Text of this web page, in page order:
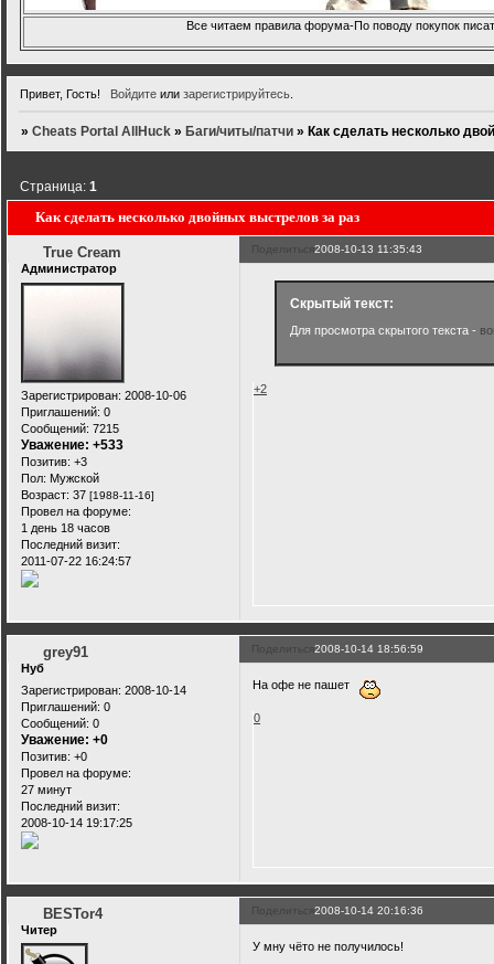
Все читаем правила форума-По поводу покупок
Привет, Гость! Войдитеили зарегистрируйтесь.
»Cheats Portal AllHuck » Баги/читы/патчи » Как сделать несколько
Как сделать несколько двойных выстрелов за раз
Страница:1
Поделиться2008-10-13 11:35:43
True Cream
Администратор
Зарегистрирован: 2008-10-06
Приглашений: 0
Сообщений: 7215
Уважение: +533
Позитив: +3
Пол: Мужской
Возраст: 37 [1988-11-16]
Провел на форуме:
1 день 18 часов
Последний визит:
2011-07-22 16:24:57
Скрытый текст:
Для просмотра скрытого текста -
+2
Поделиться2008-10-14 18:56:59
grey91
Нуб
Зарегистрирован: 2008-10-14
Приглашений: 0
Сообщений: 0
Уважение: +0
Позитив: +0
Провел на форуме:
27 минут
Последний визит:
2008-10-14 19:17:25
На офе не пашет
0
Поделиться2008-10-14 20:16:36
BESTor4
Читер
У мну чёто не получилось!